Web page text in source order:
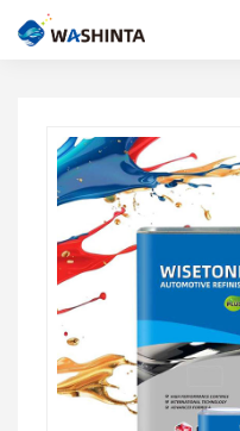
Mix Color Online